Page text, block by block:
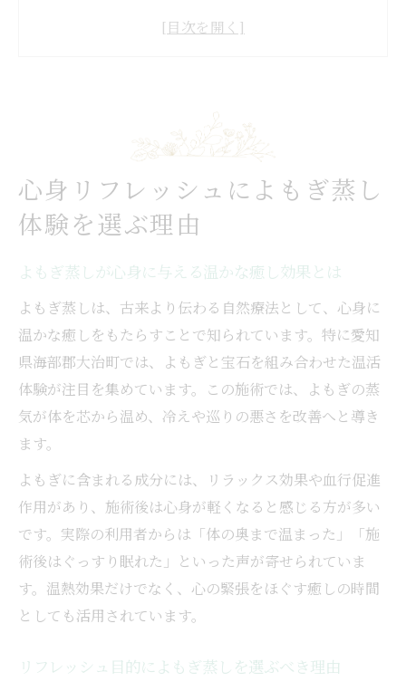
温活初心者でも安心なよもぎ蒸しの魅力を
よもぎ蒸しが現代女性の悩みに寄り添う理
由
宝石とよもぎ蒸しの融合が叶える極上温活
体験
よもぎ蒸しと宝石の組み合わせによる美容
効果
癒しの時間を深める宝石×よもぎ蒸しの新
提案
とは
よもぎ蒸しと宝石が導く美と癒しの相乗効
果
愛知県海部郡大治町で叶える温活美容の新提案
よもぎ蒸しで始める温活美容の新しい選択
肢
大治町で体験できるよもぎ蒸し温活の魅力
心身リフレッシュによもぎ蒸し
体験を選ぶ理由
よもぎ蒸しが心身に与える温かな癒し効果とは
よもぎ蒸しは、古来より伝わる自然療法として、心身に
温かな癒しをもたらすことで知られています。特に愛知
県海部郡大治町では、よもぎと宝石を組み合わせた温活
体験が注目を集めています。この施術では、よもぎの蒸
気が体を芯から温め、冷えや巡りの悪さを改善へと導き
ます。
よもぎに含まれる成分には、リラックス効果や血行促進
作用があり、施術後は心身が軽くなると感じる方が多い
です。実際の利用者からは「体の奥まで温まった」「施
術後はぐっすり眠れた」といった声が寄せられていま
す。温熱効果だけでなく、心の緊張をほぐす癒しの時間
としても活用されています。
リフレッシュ目的によもぎ蒸しを選ぶべき理由